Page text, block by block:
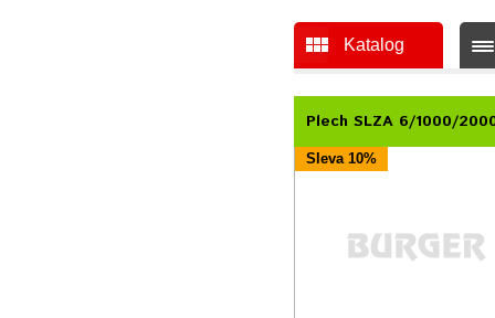
Katalog
Plech SLZA 6/1000/
Sleva 10%